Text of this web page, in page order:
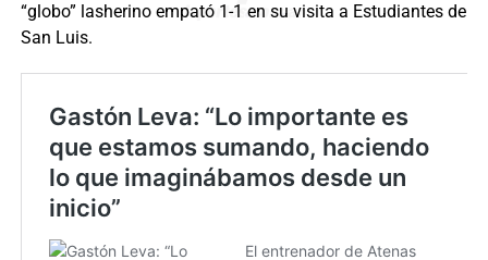
“globo” lasherino empató 1-1 en su visita a Estudiantes de
San Luis.